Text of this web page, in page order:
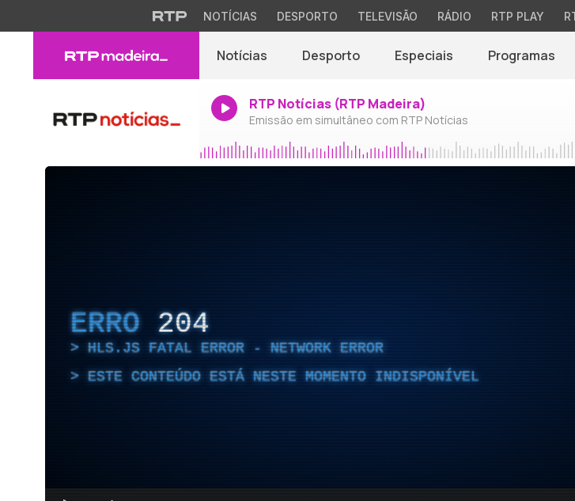
NOTÍCIAS DESPORTO TELEVISÃO RÁDIO RTP PLAY
Notícias Desporto Especiais Programas
RTP Notícias (RTP Madeira)
Emissão em simultâneo com RTP Notícias
ERRO 204
HLS.JS FATAL ERROR - NETWORK ERROR
ESTE CONTEÚDO ESTÁ NESTE MOMENTO INDISPONÍVEL